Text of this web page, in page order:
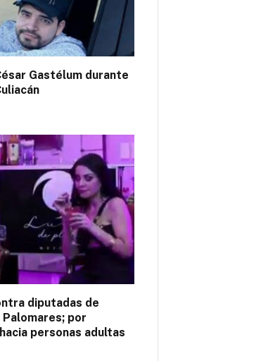
Gastélum durante
diputadas de
por
personas adultas